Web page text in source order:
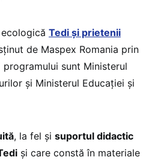
Tedi şi prietenii
de Maspex Romania prin
sunt Ministerul
și Ministerul Educației și
, la fel și suportul didactic
și care constă în materiale